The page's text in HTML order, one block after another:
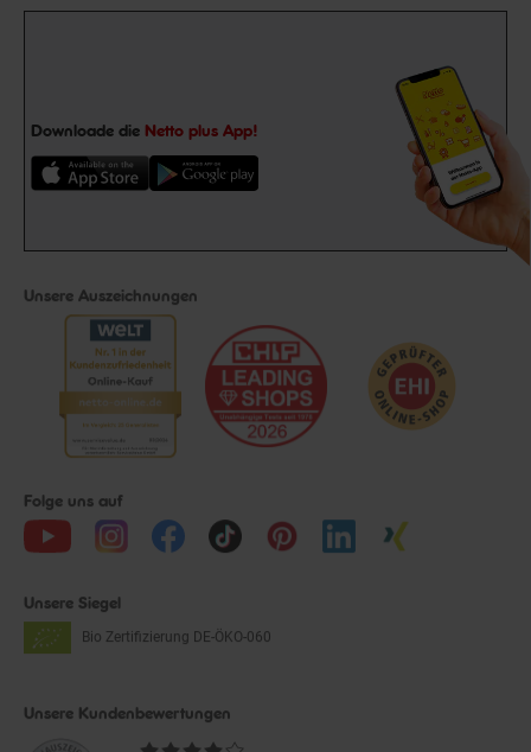
Downloade die Netto plus App!
Unsere Auszeichnungen
Folge uns auf
Unsere Siegel
Bio Zertifizierung DE-ÖKO-060
Unsere Kundenbewertungen
Durchschnittliche